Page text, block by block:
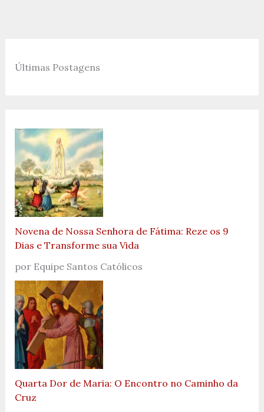
Últimas Postagens
Novena de Nossa Senhora de Fátima: Reze os 9
Dias e Transforme sua Vida
por Equipe Santos Católicos
Quarta Dor de Maria: O Encontro no Caminho da
Cruz